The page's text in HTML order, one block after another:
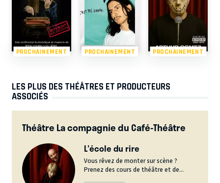
PROCHAINEMENT PROCHAINEMENT PROCHAINEMENT
LES PLUS DES THÉÂTRES ET PRODUCTEURS
ASSOCIÉS
Théâtre La compagnie du Café-Théâtre
L'école du rire
Vous rêvez de monter sur scène ?
Prenez des cours de théâtre et de...